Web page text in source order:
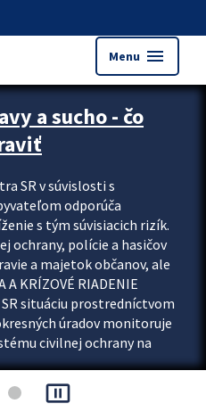
Menu menu
a sucho - čo
SR v súvislosti s
odporúča
s tým súvisiacich rizík.
ochrany, polície a hasičov
a majetok občanov, ale
KRÍZOVÉ RIADENIE
situáciu prostredníctvom
úradov monitoruje
civilnej ochrany na
pause_presentation